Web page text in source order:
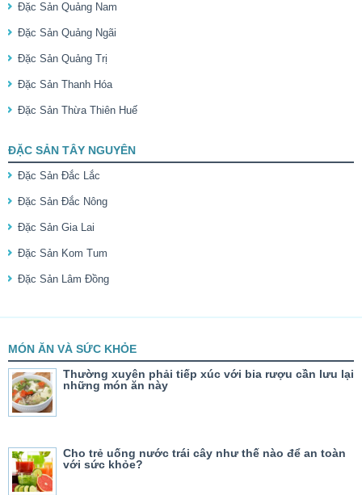
Đặc Sản Quảng Nam
Đặc Sản Quảng Ngãi
Đặc Sản Quảng Trị
Đặc Sản Thanh Hóa
Đặc Sản Thừa Thiên Huế
ĐẶC SẢN TÂY NGUYÊN
Đặc Sản Đắc Lắc
Đặc Sản Đắc Nông
Đặc Sản Gia Lai
Đặc Sản Kom Tum
Đặc Sản Lâm Đồng
MÓN ĂN VÀ SỨC KHỎE
Thường xuyên phải tiếp xúc với bia rượu cần lưu lại
những món ăn này
Cho trẻ uống nước trái cây như thế nào để an toàn
với sức khỏe?